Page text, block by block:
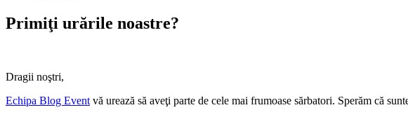
Primiţi urările noastre?
Dragii noştri,
Echipa Blog Event vă urează să aveţi parte de cele mai frumoase sărbatori. Sperăm că